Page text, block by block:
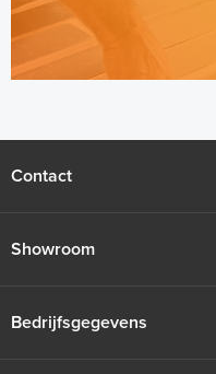
Contact
Showroom
Bedrijfsgegevens